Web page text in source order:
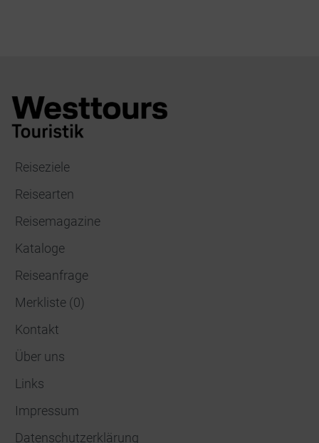
Reiseziele
Reisearten
Reisemagazine
Kataloge
Reiseanfrage
Merkliste (0)
Kontakt
Über uns
Links
Impressum
Datenschutzerklärung